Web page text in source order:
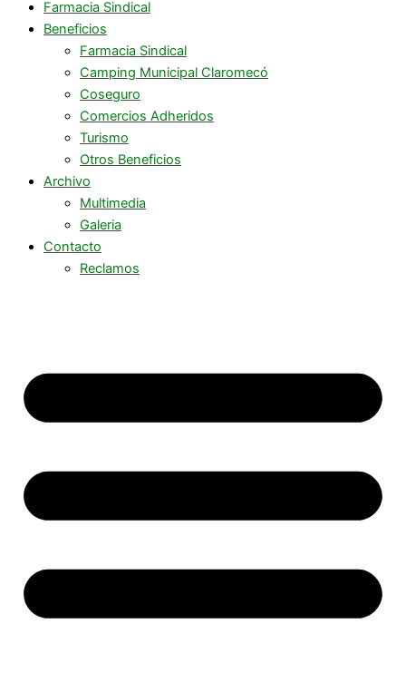
Farmacia Sindical
Beneficios
Farmacia Sindical
Camping Municipal Claromecó
Coseguro
Comercios Adheridos
Turismo
Otros Beneficios
Archivo
Multimedia
Galeria
Contacto
Reclamos